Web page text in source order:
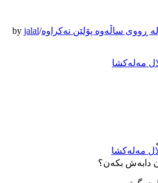
مەلەکشا
مەلەکشا
لە ڕووی ساڵەوە پۆلێن نەکراوە/
by jalal
دابه‌ش بکه‌ن؟